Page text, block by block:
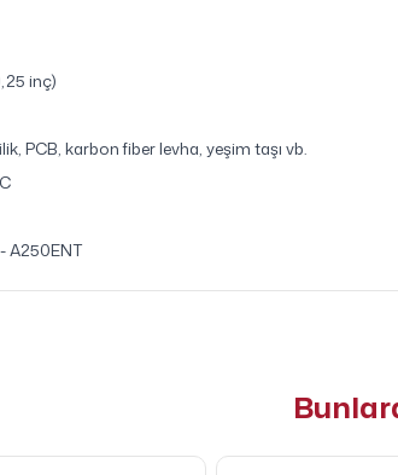
inç)
PCB, karbon fiber levha, yeşim taşı vb.
A250ENT